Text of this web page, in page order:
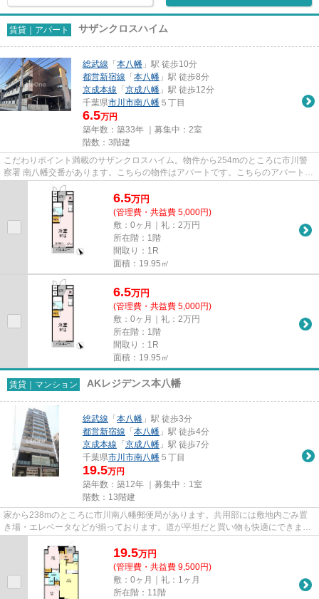
賃貸｜アパート サザンクロスハイム
総武線 「 本八幡 」駅 徒歩10分
都営新宿線 「 本八幡 」駅 徒歩8分
京成本線 「 京成八幡 」駅 徒歩12分
千葉県市川市南八幡 ５丁目
6.5万円
築年数：築33年 ｜募集中： 2室
階数：3階建
こだわりポイント満載のサザンクロスハイム。物件から254mのところに市川警
察署 南八幡交番があります。こちらの物件はアパートです。こちらのアパートで
は初期費用をカードでお支払い...
6.5万円
(管理費・共益費 5,000円)
敷：0ヶ月｜礼：2万円
所在階：1階
間取り：1R
面積：19.95㎡
6.5万円
(管理費・共益費 5,000円)
敷：0ヶ月｜礼：2万円
所在階：1階
間取り：1R
面積：19.95㎡
賃貸｜マンション AKレジデンス本八幡
総武線 「 本八幡 」駅 徒歩3分
都営新宿線 「 本八幡 」駅 徒歩4分
京成本線 「 京成八幡 」駅 徒歩7分
千葉県市川市南八幡 ５丁目
19.5万円
築年数：築12年 ｜募集中： 1室
階数：13階建
家から238mのところに市川南八幡郵便局があります。共用部には敷地内ごみ置
き場・エレベータなどが揃っております。道が平坦だと買い物も快適にできます
19.5万円
(管理費・共益費 9,500円)
敷：0ヶ月｜礼：1ヶ月
所在階：11階